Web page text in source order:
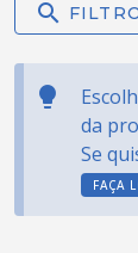
da
Se
FAÇA